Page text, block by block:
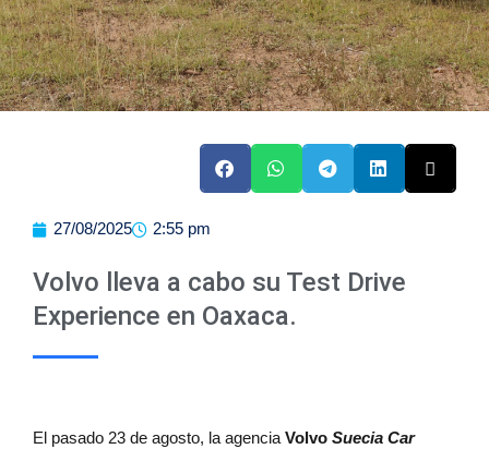
27/08/2025 2:55 pm
Volvo lleva a cabo su Test Drive
Experience en Oaxaca.
El pasado 23 de agosto, la agenciaVolvo Suecia Car